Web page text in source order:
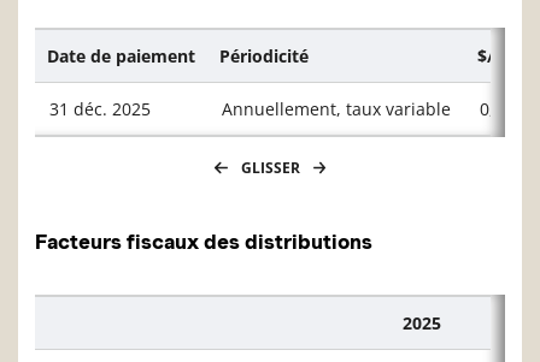
Date de paiement Périodicité $/
31 déc. 2025 Annuellement, taux variable
GLISSER
Facteurs fiscaux des distributions
2025